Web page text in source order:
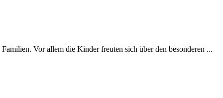
Vor allem die Kinder freuten sich über den besonderen ...